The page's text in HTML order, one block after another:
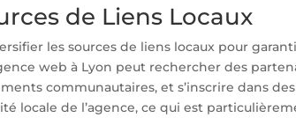
de Liens Locaux
les sources de liens locaux pour
web à Lyon peut rechercher des
communautaires, et s’inscrire dans
locale de l’agence, ce qui est